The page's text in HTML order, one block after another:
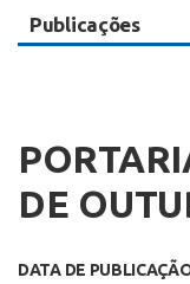
Publicações
DE
DATA DE